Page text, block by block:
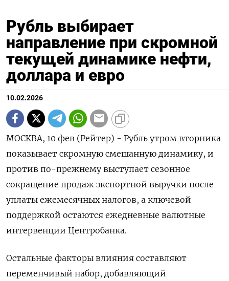
Рубль выбирает
направление при скромной
текущей динамике нефти,
доллара и евро
10.02.2026
МОСКВА, 10 фев (Рейтер) - Рубль утром вторника
показывает скромную смешанную динамику, и
против по-прежнему выступает сезонное
сокращение продаж экспортной выручки после
уплаты ежемесячных налогов, а ключевой
поддержкой остаются ежедневные валютные
интервенции Центробанка.
Остальные факторы влияния составляют
переменчивый набор, добавляющий